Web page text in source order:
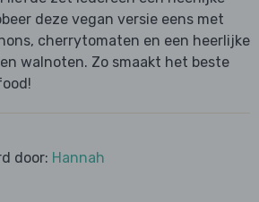
deze vegan versie eens met
cherrytomaten en een heerlijke
walnoten. Zo smaakt het beste
door: Hannah